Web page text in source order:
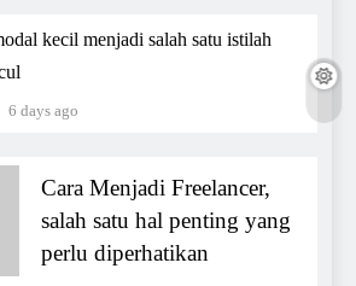
kecil menjadi salah satu istilah
6 days ago
Cara Menjadi Freelancer,
salah satu hal penting yang
perlu diperhatikan